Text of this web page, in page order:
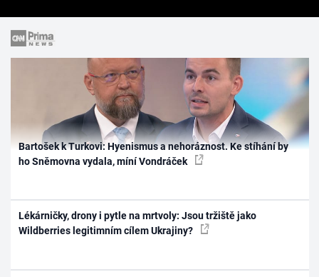
Bartošek k Turkovi: Hyenismus a nehoráznost. Ke stíhání by
ho Sněmovna vydala, míní Vondráček
Lékárničky, drony i pytle na mrtvoly: Jsou tržiště jako
Wildberries legitimním cílem Ukrajiny?